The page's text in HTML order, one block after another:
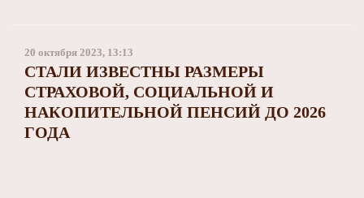
20 октября 2023, 13:13
СТАЛИ ИЗВЕСТНЫ РАЗМЕРЫ
СТРАХОВОЙ, СОЦИАЛЬНОЙ И
НАКОПИТЕЛЬНОЙ ПЕНСИЙ ДО 2026
ГОДА